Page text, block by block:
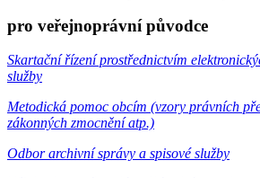
pro veřejnoprávní původce
Skartační řízení prostřednictvím
služby
Metodická pomoc obcím (vzory právních
zákonných zmocnění atp.)
Odbor archivní správy a spisové služby